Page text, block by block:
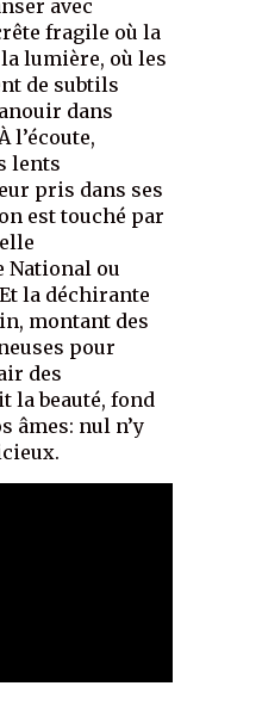
avec
fragile où la
lumière, où les
de subtils
dans
l’écoute,
lents
pris dans ses
est touché par
National ou
la déchirante
montant des
pour
des
la beauté, fond
âmes: nul n’y